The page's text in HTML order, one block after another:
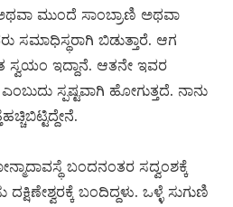
ಮುಂದೆ ಸಾಂಬ್ರಾಣಿ ಅಥವಾ
ಬಿಡುತ್ತಾರೆ. ಆಗ
ಇದ್ದಾನೆ. ಆತನೇ ಇವರ
ಸ್ಪಷ್ಟವಾಗಿ ಹೋಗುತ್ತದೆ. ನಾನು
ಬಂದನಂತರ ಸದ್ವಂಶಕ್ಕೆ
ಬಂದಿದ್ದಳು. ಒಳ್ಳೆ ಸುಗುಣಿ